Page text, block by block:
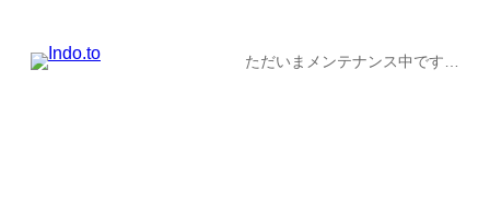
ただいまメンテナンス中です…